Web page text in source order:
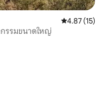
คะแนนเฉลี่ย
4.87 (15)
รรมขนาดใหญ่